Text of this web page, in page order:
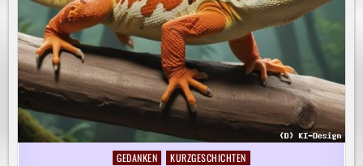
Posted
GEDANKEN KURZGESCHICHTEN